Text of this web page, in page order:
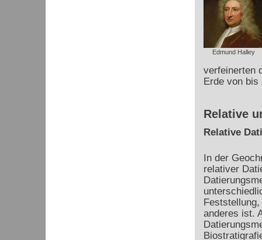
Edmund Halley
verfeinerten
Erde von bis
Relative
Relative
In der
relativer
anderes ist.